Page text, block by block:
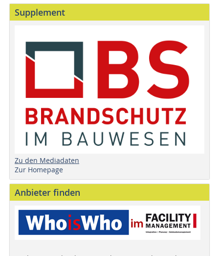
Supplement
Zu den Mediadaten
Zur Homepage
Anbieter finden